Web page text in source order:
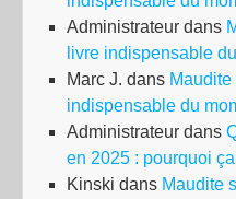
Administrateur dans
livre indispensable
Marc J. dans
indispensable du
Administrateur dans
en 2025 : pourquoi
Kinski dans Maudite